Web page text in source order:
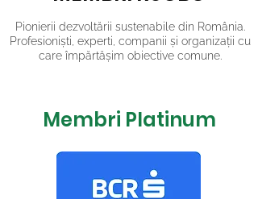
Pionierii dezvoltării sustenabile din România.
Profesioniști, experti, companii și organizații cu
care împărtășim obiective comune.
Membri Platinum